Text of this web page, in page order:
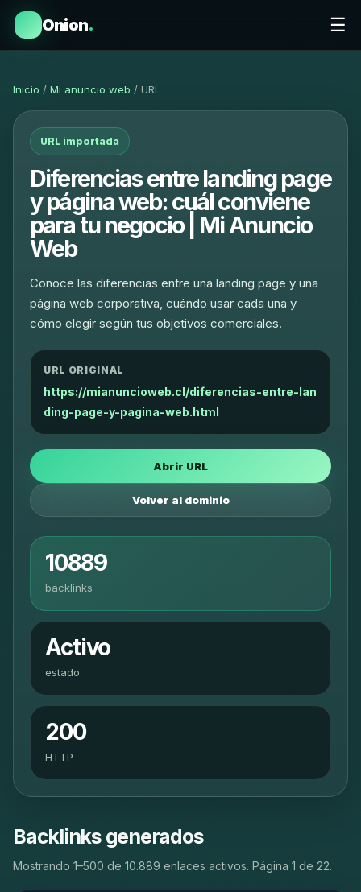
Onion. ☰
Inicio / Mi anuncio web / URL
URL importada
Diferencias entre landing page
y página web: cuál conviene
para tu negocio | Mi Anuncio
Web
Conoce las diferencias entre una landing page y una
página web corporativa, cuándo usar cada una y
cómo elegir según tus objetivos comerciales.
URL ORIGINAL
https://mianuncioweb.cl/diferencias-entre-lan
ding-page-y-pagina-web.html
Abrir URL
Volver al dominio
10889
backlinks
Activo
estado
200
HTTP
Backlinks generados
Mostrando 1–500 de 10.889 enlaces activos. Página 1 de 22.